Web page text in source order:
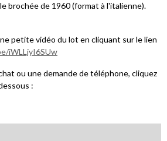
brochée de 1960 (format à l'italienne).
petite vidéo du lot en cliquant sur le lien
iWLLjyI6SUw
ou une demande de téléphone, cliquez
: